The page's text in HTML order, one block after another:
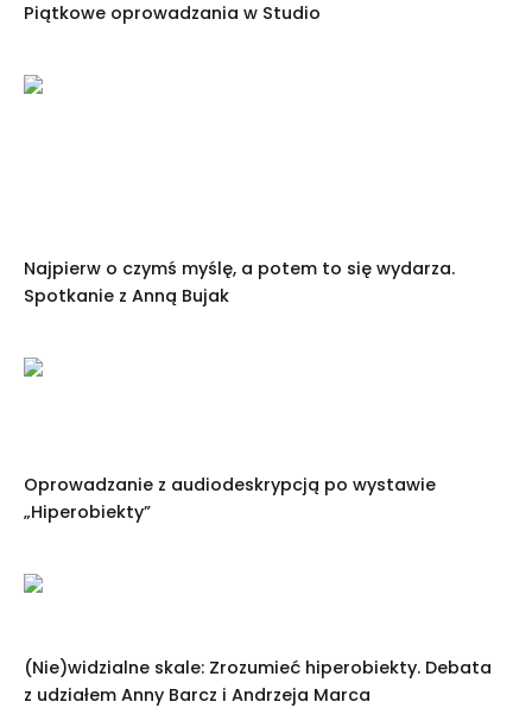
Piątkowe oprowadzania w Studio
Najpierw o czymś myślę, a potem to się wydarza.
Spotkanie z Anną Bujak
Oprowadzanie z audiodeskrypcją po wystawie
„Hiperobiekty”
(Nie)widzialne skale: Zrozumieć hiperobiekty. Debata
z udziałem Anny Barcz i Andrzeja Marca